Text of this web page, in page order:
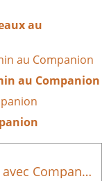
au
au Companion
Crème dessert vanille sans oeuf avec Companion